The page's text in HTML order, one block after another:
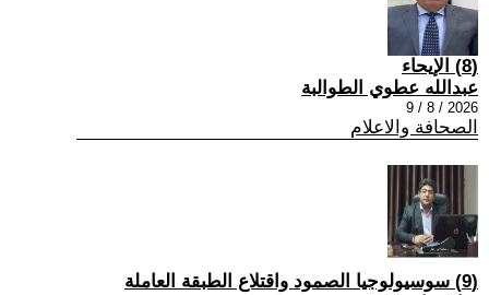
(8) الإيحاء
عبدالله عطوي الطوالبة
2026 / 8 / 9
الصحافة والاعلام
(9) سوسيولوجيا الصمود واقتلاع الطبقة العاملة